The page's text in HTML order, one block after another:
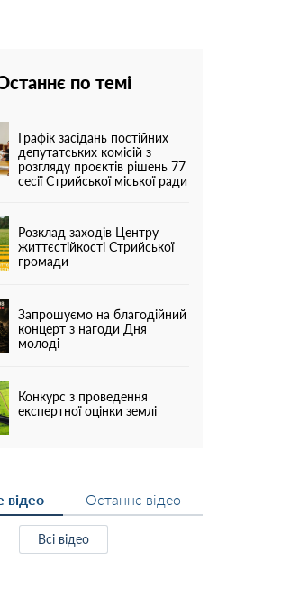
по темі
Графік засідань постійних
депутатських комісій з
розгляду проєктів рішень 77
сесії Стрийської міської ради
Розклад заходів Центру
життєстійкості Стрийської
громади
Запрошуємо на благодійний
концерт з нагоди Дня
молоді
Конкурс з проведення
експертної оцінки землі
відео Останнє відео
Всі відео